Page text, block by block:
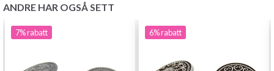
ANDRE HAR OGSÅ SETT
7%rabatt 6%rabatt